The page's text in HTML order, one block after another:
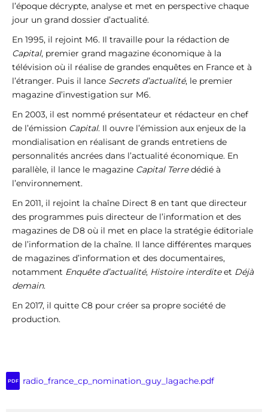
l’époque décrypte, analyse et met en perspective chaque
jour un grand dossier d’actualité.
En 1995, il rejoint M6. Il travaille pour la rédaction de
Capital, premier grand magazine économique à la
télévision où il réalise de grandes enquêtes en France et à
l’étranger. Puis il lance Secrets d’actualité, le premier
magazine d’investigation sur M6.
En 2003, il est nommé présentateur et rédacteur en chef
de l’émission Capital. Il ouvre l’émission aux enjeux de la
mondialisation en réalisant de grands entretiens de
personnalités ancrées dans l’actualité économique. En
parallèle, il lance le magazine Capital Terredédié à
l’environnement.
En 2011, il rejoint la chaîne Direct 8 en tant que directeur
des programmes puis directeur de l’information et des
magazines de D8 où il met en place la stratégie éditoriale
de l’information de la chaîne. Il lance différentes marques
de magazines d’information et des documentaires,
notamment Enquête d’actualité, Histoire interditeet Déjà
demain.
En 2017, il quitte C8 pour créer sa propre société de
production.
PDF radio_france_cp_nomination_guy_lagache.pdf